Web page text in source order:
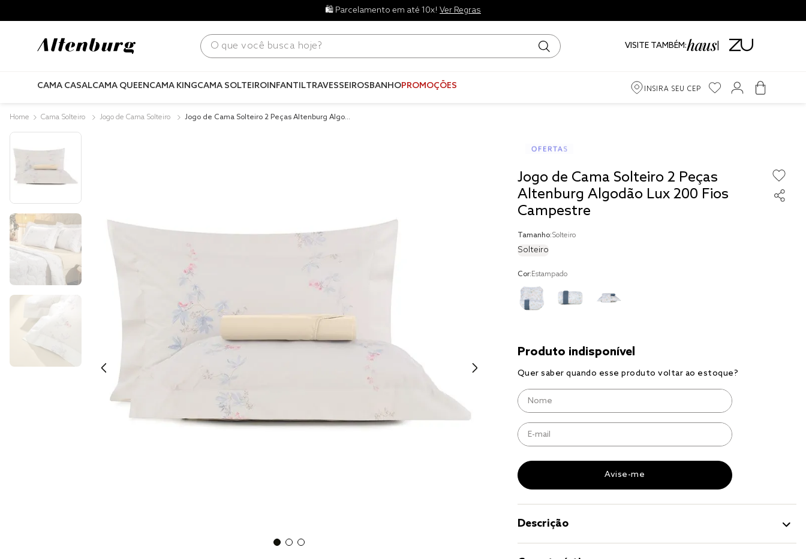
🛍️ Parcelamento em até 10x! Ver Regras
O que você busca hoje?
VISITE TAMBÉM:
CAMA CASALCAMA QUEENCAMA KINGCAMA SOLTEIROINFANTILTRAVESSEIROSBANHOPROMOÇÕES INSIRA SEU CEP
Cama Solteiro Jogo de Cama Solteiro
Jogo de Cama Solteiro 2 Peças Altenburg Algod
Jogo de Cama Solteiro 2 Peças
Altenburg Algodão Lux 200 Fios
Campestre
Tamanho:Solteiro
Solteiro
Cor: Estampado
Descrição
travesseiro
tencel
solteiro
cobre leito
cobertor
jogo cama
casal